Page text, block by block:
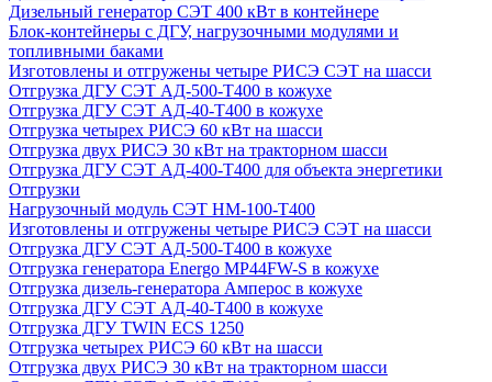
Дизельный генератор СЭТ 400 кВт в контейнере
Блок-контейнеры с ДГУ, нагрузочными модулями и
топливными баками
Изготовлены и отгружены четыре РИСЭ СЭТ на шасси
Отгрузка ДГУ СЭТ АД-500-Т400 в кожухе
Отгрузка ДГУ СЭТ АД-40-Т400 в кожухе
Отгрузка четырех РИСЭ 60 кВт на шасси
Отгрузка двух РИСЭ 30 кВт на тракторном шасси
Отгрузка ДГУ СЭТ АД-400-Т400 для объекта энергетики
Отгрузки
Нагрузочный модуль СЭТ НМ-100-Т400
Изготовлены и отгружены четыре РИСЭ СЭТ на шасси
Отгрузка ДГУ СЭТ АД-500-Т400 в кожухе
Отгрузка генератора Energo MP44FW-S в кожухе
Отгрузка дизель-генератора Амперос в кожухе
Отгрузка ДГУ СЭТ АД-40-Т400 в кожухе
Отгрузка ДГУ TWIN ECS 1250
Отгрузка четырех РИСЭ 60 кВт на шасси
Отгрузка двух РИСЭ 30 кВт на тракторном шасси